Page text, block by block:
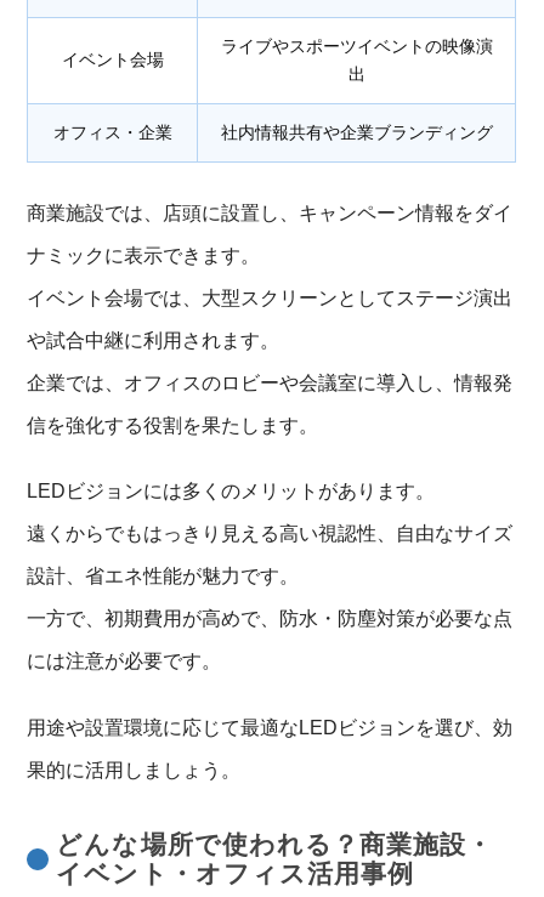
イベント会場
ライブやスポーツイベントの映像演
出
オフィス・企業 社内情報共有や企業ブランディング
商業施設では、店頭に設置し、キャンペーン情報をダイ
ナミックに表示できます。
イベント会場では、大型スクリーンとしてステージ演出
や試合中継に利用されます。
企業では、オフィスのロビーや会議室に導入し、情報発
信を強化する役割を果たします。
LEDビジョンには多くのメリットがあります。
遠くからでもはっきり見える高い視認性、自由なサイズ
設計、省エネ性能が魅力です。
一方で、初期費用が高めで、防水・防塵対策が必要な点
には注意が必要です。
用途や設置環境に応じて最適なLEDビジョンを選び、効
果的に活用しましょう。
どんな場所で使われる？商業施設・
イベント・オフィス活用事例